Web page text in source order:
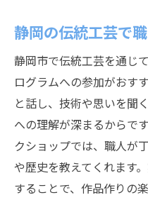
静岡の伝統工芸で
静岡市で伝統工芸を通じ
ログラムへの参加がおす
と話し、技術や思いを聞
への理解が深まるからで
クショップでは、職人が
や歴史を教えてくれます
することで、作品作りの